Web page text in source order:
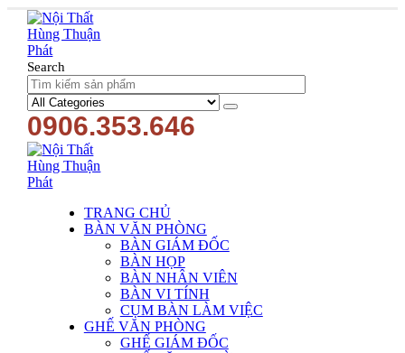
Search
0906.353.646
TRANG CHỦ
BÀN VĂN PHÒNG
BÀN GIÁM ĐỐC
BÀN HỌP
BÀN NHÂN VIÊN
BÀN VI TÍNH
CỤM BÀN LÀM VIỆC
GHẾ VĂN PHÒNG
GHẾ GIÁM ĐỐC